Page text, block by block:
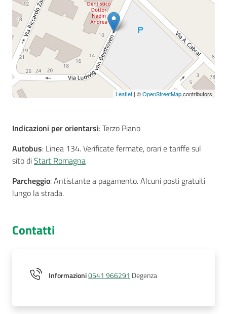
Seguici
su
Leaflet | ©OpenStreetMapcontributors
Indicazioni per orientarsi: Terzo Piano
Autobus: Linea 134. Verificate fermate, orari e tariffe sul
sito diStart Romagna
Parcheggio: Antistante a pagamento. Alcuni posti gratuiti
lungo la strada.
Contatti
Informazioni0541 966291 Degenza